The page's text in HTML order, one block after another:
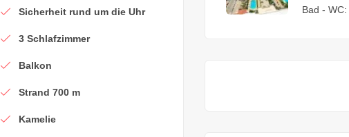
Sicherheit rund um die Uhr
3 Schlafzimmer
Balkon
Strand 700 m
Kamelie
Bad - WC: